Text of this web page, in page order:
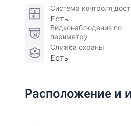
Система контроля
Есть
Видеонаблюдение по
периметру
Служба охраны
Есть
Расположение и